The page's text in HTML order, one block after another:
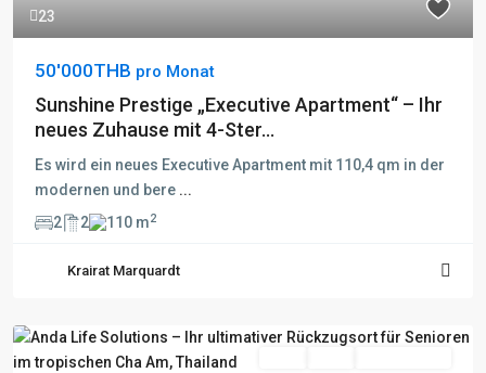
23
50'000THB pro Monat
Sunshine Prestige „Executive Apartment“ – Ihr
neues Zuhause mit 4-Ster...
Es wird ein neues Executive Apartment mit 110,4 qm in der
modernen und bere ...
2
2 110 m2
Krairat Marquardt